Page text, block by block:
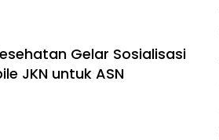
Gelar Sosialisasi
JKN untuk ASN